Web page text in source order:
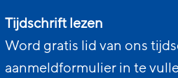
Tijdschrift lezen
Word gratis lid van ons
aanmeldformulier in te